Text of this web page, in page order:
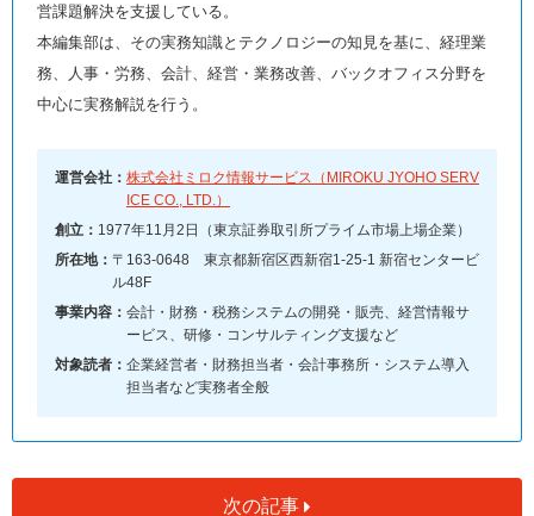
営課題解決を支援している。
本編集部は、その実務知識とテクノロジーの知見を基に、経理業
務、人事・労務、会計、経営・業務改善、バックオフィス分野を
中心に実務解説を行う。
運営会社： 株式会社ミロク情報サービス（MIROKU JYOHO SERV
ICE CO., LTD.）
創立： 1977年11月2日（東京証券取引所プライム市場上場企業）
所在地： 〒163-0648 東京都新宿区西新宿1-25-1 新宿センタービ
ル48F
事業内容： 会計・財務・税務システムの開発・販売、経営情報サ
ービス、研修・コンサルティング支援など
対象読者： 企業経営者・財務担当者・会計事務所・システム導入
担当者など実務者全般
次の記事